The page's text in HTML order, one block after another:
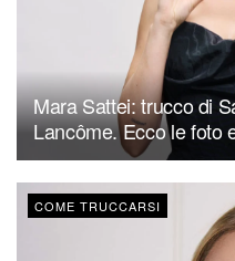
Mara Sattei: trucco di
Lancôme. Ecco le foto
COME TRUCCARSI